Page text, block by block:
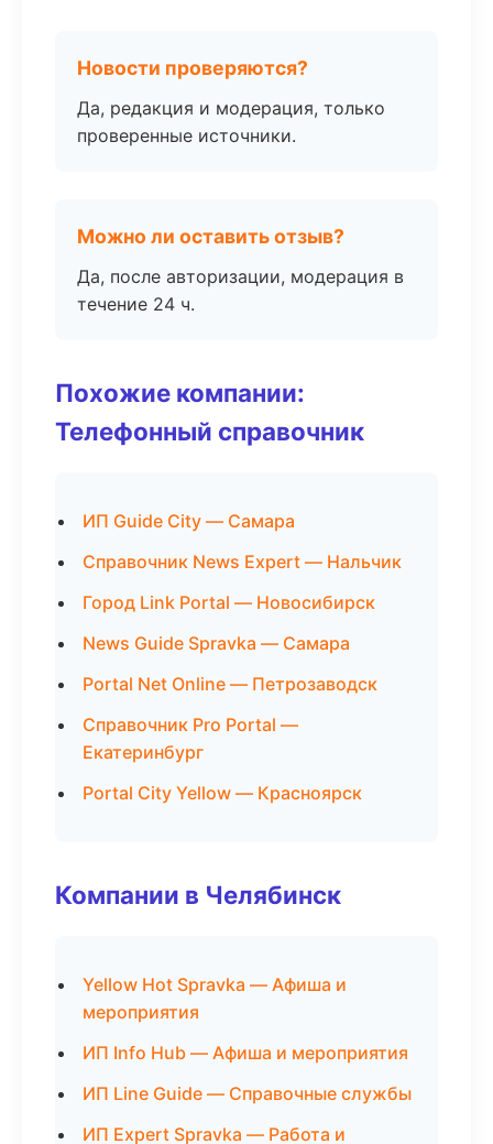
Новости проверяются?
Да, редакция и модерация, только
проверенные источники.
Можно ли оставить отзыв?
Да, после авторизации, модерация в
течение 24 ч.
Похожие компании:
Телефонный справочник
ИП Guide City — Самара
Справочник News Expert — Нальчик
Город Link Portal — Новосибирск
News Guide Spravka — Самара
Portal Net Online — Петрозаводск
Справочник Pro Portal —
Екатеринбург
Portal City Yellow — Красноярск
Компании в Челябинск
Yellow Hot Spravka — Афиша и
мероприятия
ИП Info Hub — Афиша и мероприятия
ИП Line Guide — Справочные службы
ИП Expert Spravka — Работа и